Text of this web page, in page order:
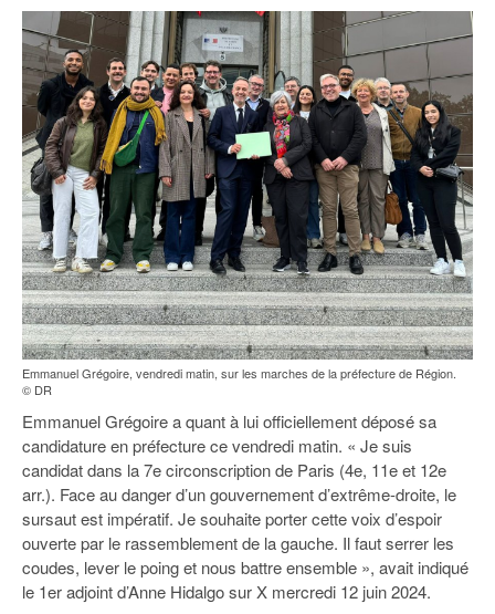
Emmanuel Grégoire, vendredi matin, sur les marches de la préfecture de Région.
© DR
Emmanuel Grégoire a quant à lui officiellement déposé sa
candidature en préfecture ce vendredi matin. « Je suis
candidat dans la 7e circonscription de Paris (4e, 11e et 12e
arr.). Face au danger d’un gouvernement d’extrême-droite, le
sursaut est impératif. Je souhaite porter cette voix d’espoir
ouverte par le rassemblement de la gauche. Il faut serrer les
coudes, lever le poing et nous battre ensemble », avait indiqué
le 1er adjoint d’Anne Hidalgo sur X mercredi 12 juin 2024.